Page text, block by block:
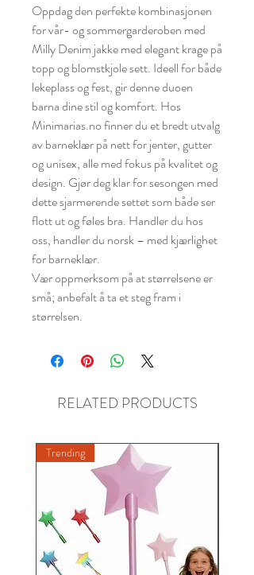
Oppdag den perfekte kombinasjonen
for vår- og sommergarderoben med
Milly Denim jakke med elegant krage på
topp og blomstkjole sett. Ideell for både
lekeplass og fest, gir denne duoen
barna dine stil og komfort. Hos
Minimarias.no finner du et bredt utvalg
av barneklær på nett for jenter, gutter
og unisex, alle med fokus på kvalitet og
design. Gjør deg klar for sesongen med
dette sjarmerende settet som både ser
flott ut og føles bra. Handler du hos
oss, handler du norsk – med kjærlighet
for barneklær.
Vær oppmerksom på at størrelsene er
små; anbefalt å ta et steg fram i
størrelsen.
RELATED PRODUCTS
Trending